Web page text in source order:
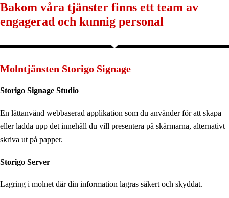
Bakom våra tjänster finns ett team av
engagerad och kunnig personal
Molntjänsten Storigo Signage
Storigo Signage Studio
En lättanvänd webbaserad applikation som du använder för att skapa
eller ladda upp det innehåll du vill presentera på skärmarna, alternativt
skriva ut på papper.
Storigo Server
Lagring i molnet där din information lagras säkert och skyddat.